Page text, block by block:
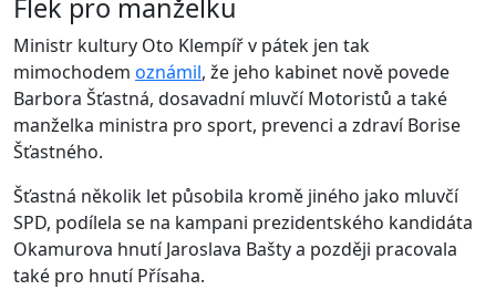
Flek pro manželku
Ministr kultury Oto Klempíř v pátek jen tak
mimochodem oznámil, že jeho kabinet nově povede
Barbora Šťastná, dosavadní mluvčí Motoristů a také
manželka ministra pro sport, prevenci a zdraví Borise
Šťastného.
Šťastná několik let působila kromě jiného jako mluvčí
SPD, podílela se na kampani prezidentského kandidáta
Okamurova hnutí Jaroslava Bašty a později pracovala
také pro hnutí Přísaha.